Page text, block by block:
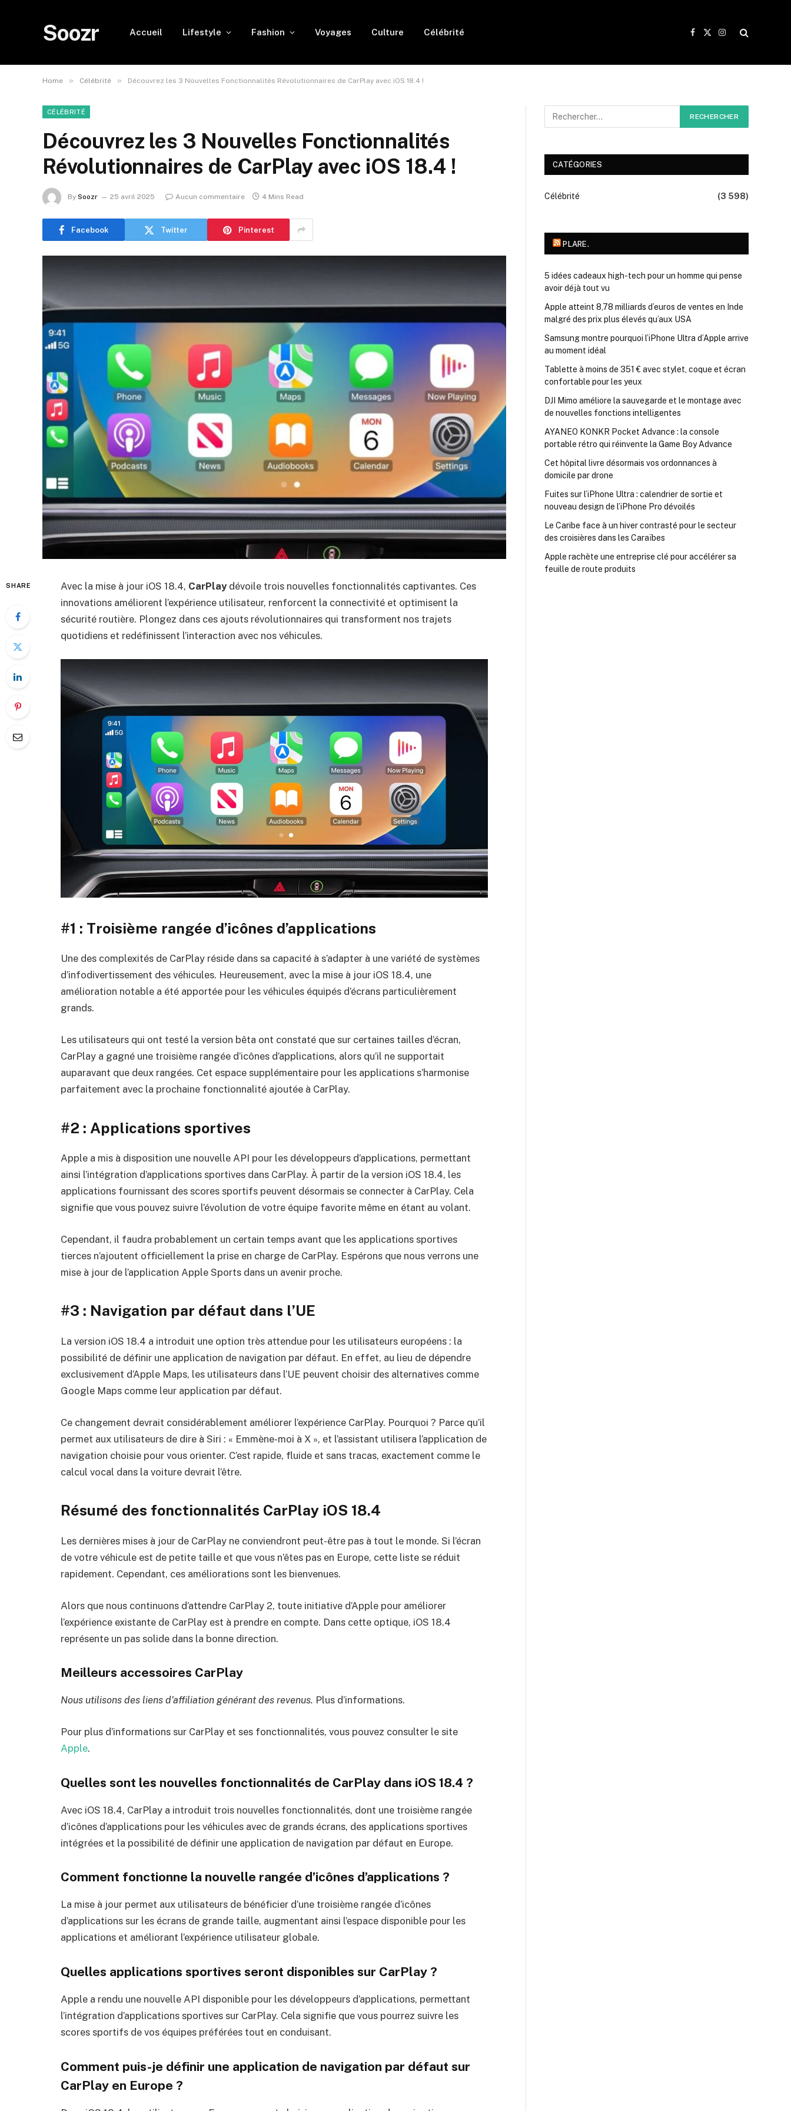
Soozr Accueil Lifestyle Fashion Voyages Culture Célébrité
Facebook
X
Instagram
Home » Célébrité » Découvrez les 3 Nouvelles Fonctionnalités Révolutionnaires de CarPlay avec iOS 18.4 !
CÉLÉBRITÉ
Découvrez les 3 Nouvelles Fonctionnalités
Révolutionnaires de CarPlay avec iOS 18.4 !
By Soozr 25 avril 2025 Aucun commentaire 4 Mins Read
Facebook Twitter Pinterest
SHARE Avec la mise à jour iOS 18.4, CarPlaydévoile trois nouvelles fonctionnalités captivantes. Ces
innovations améliorent l’expérience utilisateur, renforcent la connectivité et optimisent la
sécurité routière. Plongez dans ces ajouts révolutionnaires qui transforment nos trajets
quotidiens et redéfinissent l’interaction avec nos véhicules.
#1 : Troisième rangée d’icônes d’applications
Une des complexités de CarPlay réside dans sa capacité à s’adapter à une variété de systèmes
d’infodivertissement des véhicules. Heureusement, avec la mise à jour iOS 18.4, une
amélioration notable a été apportée pour les véhicules équipés d’écrans particulièrement
grands.
Les utilisateurs qui ont testé la version bêta ont constaté que sur certaines tailles d’écran,
CarPlay a gagné une troisième rangée d’icônes d’applications, alors qu’il ne supportait
auparavant que deux rangées. Cet espace supplémentaire pour les applications s’harmonise
parfaitement avec la prochaine fonctionnalité ajoutée à CarPlay.
#2 : Applications sportives
Apple a mis à disposition une nouvelle API pour les développeurs d’applications, permettant
ainsi l’intégration d’applications sportives dans CarPlay. À partir de la version iOS 18.4, les
applications fournissant des scores sportifs peuvent désormais se connecter à CarPlay. Cela
signifie que vous pouvez suivre l’évolution de votre équipe favorite même en étant au volant.
Cependant, il faudra probablement un certain temps avant que les applications sportives
tierces n’ajoutent officiellement la prise en charge de CarPlay. Espérons que nous verrons une
mise à jour de l’application Apple Sports dans un avenir proche.
#3 : Navigation par défaut dans l’UE
La version iOS 18.4 a introduit une option très attendue pour les utilisateurs européens : la
possibilité de définir une application de navigation par défaut. En effet, au lieu de dépendre
exclusivement d’Apple Maps, les utilisateurs dans l’UE peuvent choisir des alternatives comme
Google Maps comme leur application par défaut.
Ce changement devrait considérablement améliorer l’expérience CarPlay. Pourquoi ? Parce qu’il
permet aux utilisateurs de dire à Siri : « Emmène-moi à X », et l’assistant utilisera l’application de
navigation choisie pour vous orienter. C’est rapide, fluide et sans tracas, exactement comme le
calcul vocal dans la voiture devrait l’être.
Résumé des fonctionnalités CarPlay iOS 18.4
Les dernières mises à jour de CarPlay ne conviendront peut-être pas à tout le monde. Si l’écran
de votre véhicule est de petite taille et que vous n’êtes pas en Europe, cette liste se réduit
rapidement. Cependant, ces améliorations sont les bienvenues.
Alors que nous continuons d’attendre CarPlay 2, toute initiative d’Apple pour améliorer
l’expérience existante de CarPlay est à prendre en compte. Dans cette optique, iOS 18.4
représente un pas solide dans la bonne direction.
Meilleurs accessoires CarPlay
Nous utilisons des liens d’affiliation générant des revenus. Plus d’informations.
Pour plus d’informations sur CarPlay et ses fonctionnalités, vous pouvez consulter le site
Apple.
Quelles sont les nouvelles fonctionnalités de CarPlay dans iOS 18.4 ?
Avec iOS 18.4, CarPlay a introduit trois nouvelles fonctionnalités, dont une troisième rangée
d’icônes d’applications pour les véhicules avec de grands écrans, des applications sportives
intégrées et la possibilité de définir une application de navigation par défaut en Europe.
Comment fonctionne la nouvelle rangée d’icônes d’applications ?
La mise à jour permet aux utilisateurs de bénéficier d’une troisième rangée d’icônes
d’applications sur les écrans de grande taille, augmentant ainsi l’espace disponible pour les
applications et améliorant l’expérience utilisateur globale.
Quelles applications sportives seront disponibles sur CarPlay ?
Apple a rendu une nouvelle API disponible pour les développeurs d’applications, permettant
l’intégration d’applications sportives sur CarPlay. Cela signifie que vous pourrez suivre les
scores sportifs de vos équipes préférées tout en conduisant.
Comment puis-je définir une application de navigation par défaut sur
CarPlay en Europe ?
CATÉGORIES
Célébrité (3 598)
PLARE.
5 idées cadeaux high-tech pour un homme qui pense
avoir déjà tout vu
Apple atteint 8,78 milliards d’euros de ventes en Inde
malgré des prix plus élevés qu’aux USA
Samsung montre pourquoi l’iPhone Ultra d’Apple arrive
au moment idéal
Tablette à moins de 351 € avec stylet, coque et écran
confortable pour les yeux
DJI Mimo améliore la sauvegarde et le montage avec
de nouvelles fonctions intelligentes
AYANEO KONKR Pocket Advance : la console
portable rétro qui réinvente la Game Boy Advance
Cet hôpital livre désormais vos ordonnances à
domicile par drone
Fuites sur l’iPhone Ultra : calendrier de sortie et
nouveau design de l’iPhone Pro dévoilés
Le Caribe face à un hiver contrasté pour le secteur
des croisières dans les Caraïbes
Apple rachète une entreprise clé pour accélérer sa
feuille de route produits